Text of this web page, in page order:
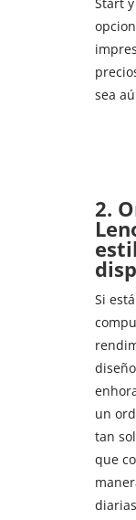
sea
2.
Si
un
tan
que